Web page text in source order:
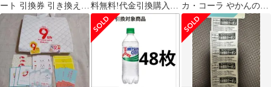
ート 引換券 引き換え
20枚
料無料!代金引換購入不
可／配達日時指定不可]
ファイテン(PHITEN)
スポーツソックス アン
クル (2足セット) ※安
心のお荷物追跡番号有
カ・コーラ やかんの麦
茶 無料引換券 24枚セッ
ト